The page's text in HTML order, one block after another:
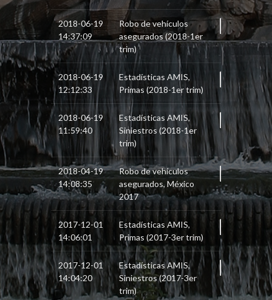
2018-06-19
14:37:09
Robo de vehículos
asegurados (2018-1er
trim)
2018-06-19
12:12:33
Estadísticas AMIS,
Primas (2018-1er trim)
2018-06-19
11:59:40
Estadísticas AMIS,
Siniestros (2018-1er
trim)
2018-04-19
14:08:35
Robo de vehículos
asegurados, México
2017
2017-12-01
14:06:01
Estadísticas AMIS,
Primas (2017-3er trim)
2017-12-01
14:04:20
Estadísticas AMIS,
Siniestros (2017-3er
trim)